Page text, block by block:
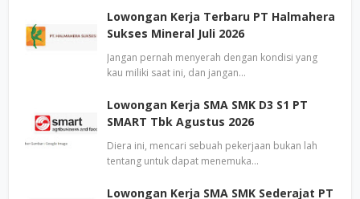
Lowongan Kerja Terbaru PT Halmahera
Sukses Mineral Juli 2026
Jangan pernah menyerah dengan kondisi yang
kau miliki saat ini, dan jangan…
Lowongan Kerja SMA SMK D3 S1 PT
SMART Tbk Agustus 2026
Diera ini, mencari sebuah pekerjaan bukan lah
tentang untuk dapat menemuka…
Lowongan Kerja SMA SMK Sederajat PT